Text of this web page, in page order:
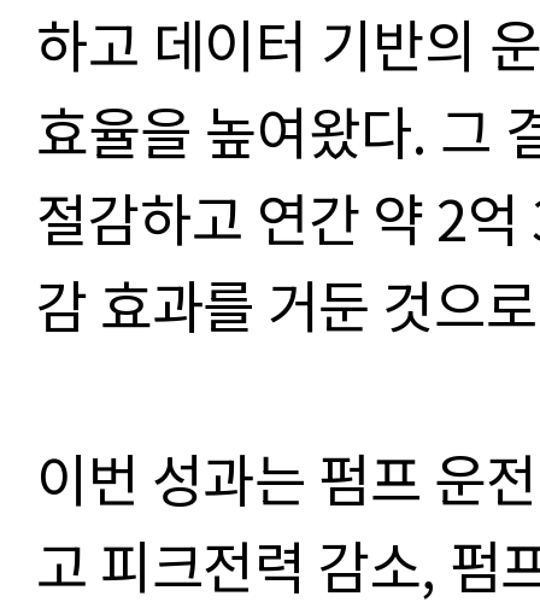
하고 데이터 기반의
효율을 높여왔다. 그
절감하고 연간 약2억
감 효과를 거둔 것으
이번 성과는 펌프 운
고 피크전력 감소, 펌